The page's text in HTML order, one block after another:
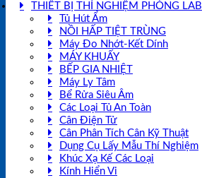
THIẾT BỊ THÍ NGHIỆM PHÒNG LAB
Tủ Hút Ẩm
NỒI HẤP TIỆT TRÙNG
Máy Đo Nhớt-Kết Dính
MÁY KHUẤY
BẾP GIA NHIỆT
Máy Ly Tâm
Bể Rửa Siêu Âm
Các Loại Tủ An Toàn
Cân Điện Tử
Cân Phân Tích Cân Kỹ Thuật
Dụng Cụ Lấy Mẫu Thí Nghiệm
Khúc Xạ Kế Các Loại
Kính Hiển Vi